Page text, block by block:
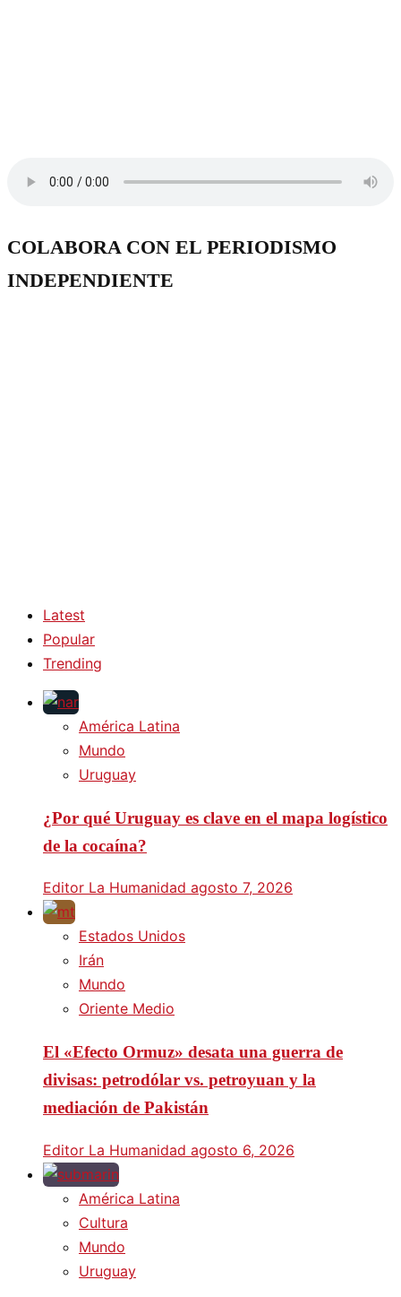
COLABORA CON EL PERIODISMO
INDEPENDIENTE
Latest
Popular
Trending
América Latina
Mundo
Uruguay
¿Por qué Uruguay es clave en el mapa logístico
de la cocaína?
Editor La Humanidad agosto 7, 2026
Estados Unidos
Irán
Mundo
Oriente Medio
El «Efecto Ormuz» desata una guerra de
divisas: petrodólar vs. petroyuan y la
mediación de Pakistán
Editor La Humanidad agosto 6, 2026
América Latina
Cultura
Mundo
Uruguay